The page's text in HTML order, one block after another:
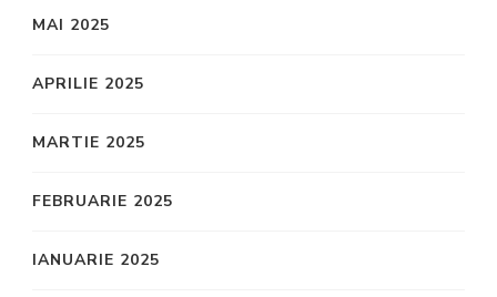
MAI 2025
APRILIE 2025
MARTIE 2025
FEBRUARIE 2025
IANUARIE 2025